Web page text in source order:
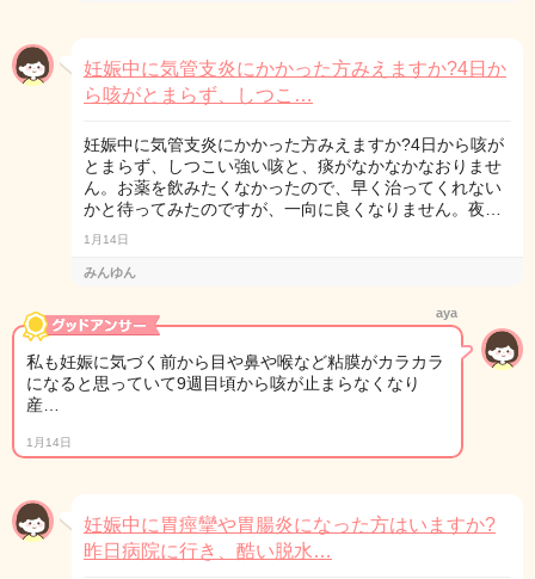
妊娠中に気管支炎にかかった方みえますか?4日か
ら咳がとまらず、しつこ…
妊娠中に気管支炎にかかった方みえますか?4日から咳が
とまらず、しつこい強い咳と、痰がなかなかなおりませ
ん。お薬を飲みたくなかったので、早く治ってくれない
かと待ってみたのですが、一向に良くなりません。夜…
1月14日
みんゆん
aya
私も妊娠に気づく前から目や鼻や喉など粘膜がカラカラ
になると思っていて9週目頃から咳が止まらなくなり
産…
1月14日
妊娠中に胃痙攣や胃腸炎になった方はいますか?
昨日病院に行き、酷い脱水…